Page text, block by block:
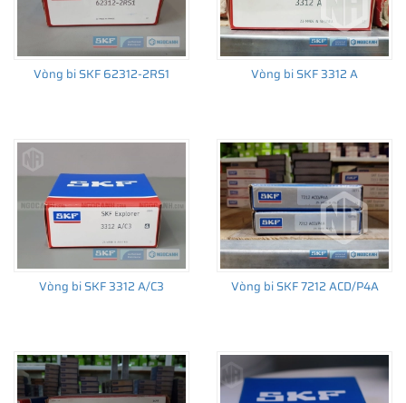
•
Xuất xứ vòng bi SKF chính hãng ở đâu?
Chất lượng vòng bi SKF chính hãng
Vòng bi SKF 62312-2RS1 Vòng bi SKF 3312 A
Vòng bi SKF 3312 A/C3 Vòng bi SKF 7212 ACD/P4A